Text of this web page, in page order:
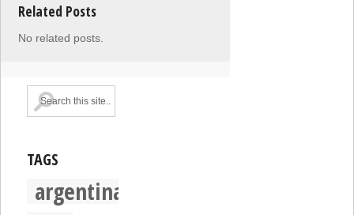
Related Posts
No related posts.
TAGS
argentina